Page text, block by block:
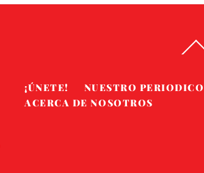
¡ÚNETE! NUESTRO PERIODICO
ACERCA DE NOSOTROS